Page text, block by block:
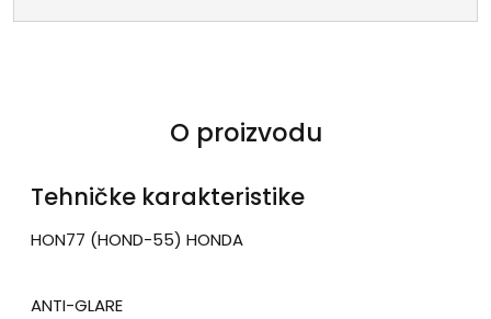
O proizvodu
Tehničke karakteristike
HON77 (HOND-55) HONDA
ANTI-GLARE